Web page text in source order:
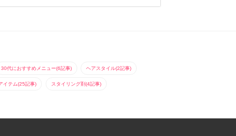
30代におすすめメニュー(6記事) ヘアスタイル(2記事)
イテム(25記事) スタイリング剤(4記事)